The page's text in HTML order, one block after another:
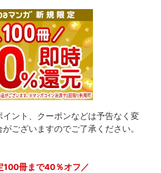
ント、クーポンなどは予告なく変
ございますのでご了承ください。
100冊まで40％オフ／